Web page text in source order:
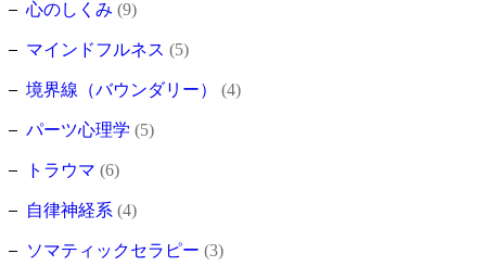
心のしくみ (9)
マインドフルネス (5)
境界線（バウンダリー） (4)
パーツ心理学 (5)
トラウマ (6)
自律神経系 (4)
ソマティックセラピー (3)